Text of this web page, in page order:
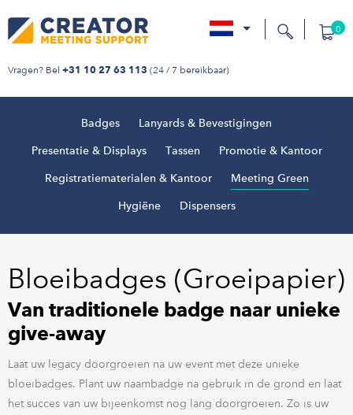
Vragen? Bel +31 10 27 63 113 (24 / 7 bereikbaar)
0
Badges Lanyards & Bevestigingen
Presentatie & Displays Tassen Promotie & Kantoor
Registratiematerialen & Kantoor Meeting Green
Hygiëne Dispensers
Bloeibadges (Groeipapier)
Van traditionele badge naar unieke
give-away
Laat uw legacy doorgroeien na uw event met deze unieke
bloeibadges. Plant uw naambadge na gebruik in de grond en laat
het succes van uw bijeenkomst nog lang doorgroeien. Zo is uw